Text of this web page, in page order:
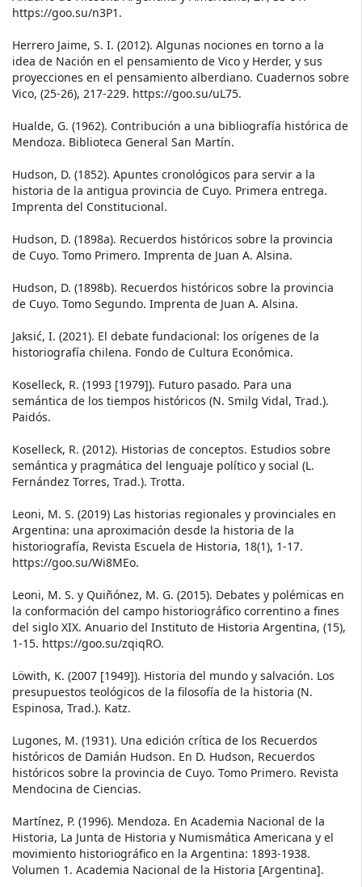
https://goo.su/n3P1.
Herrero Jaime, S. I. (2012). Algunas nociones en torno a la
idea de Nación en el pensamiento de Vico y Herder, y sus
proyecciones en el pensamiento alberdiano. Cuadernos sobre
Vico, (25-26), 217-229. https://goo.su/uL75.
Hualde, G. (1962). Contribución a una bibliografía histórica de
Mendoza. Biblioteca General San Martín.
Hudson, D. (1852). Apuntes cronológicos para servir a la
historia de la antigua provincia de Cuyo. Primera entrega.
Imprenta del Constitucional.
Hudson, D. (1898a). Recuerdos históricos sobre la provincia
de Cuyo. Tomo Primero. Imprenta de Juan A. Alsina.
Hudson, D. (1898b). Recuerdos históricos sobre la provincia
de Cuyo. Tomo Segundo. Imprenta de Juan A. Alsina.
Jaksić, I. (2021). El debate fundacional: los orígenes de la
historiografía chilena. Fondo de Cultura Económica.
Koselleck, R. (1993 [1979]). Futuro pasado. Para una
semántica de los tiempos históricos (N. Smilg Vidal, Trad.).
Paidós.
Koselleck, R. (2012). Historias de conceptos. Estudios sobre
semántica y pragmática del lenguaje político y social (L.
Fernández Torres, Trad.). Trotta.
Leoni, M. S. (2019) Las historias regionales y provinciales en
Argentina: una aproximación desde la historia de la
historiografía, Revista Escuela de Historia, 18(1), 1-17.
https://goo.su/Wi8MEo.
Leoni, M. S. y Quiñónez, M. G. (2015). Debates y polémicas en
la conformación del campo historiográfico correntino a fines
del siglo XIX. Anuario del Instituto de Historia Argentina, (15),
1-15. https://goo.su/zqiqRO.
Löwith, K. (2007 [1949]). Historia del mundo y salvación. Los
presupuestos teológicos de la filosofía de la historia (N.
Espinosa, Trad.). Katz.
Lugones, M. (1931). Una edición crítica de los Recuerdos
históricos de Damián Hudson. En D. Hudson, Recuerdos
históricos sobre la provincia de Cuyo. Tomo Primero. Revista
Mendocina de Ciencias.
Martínez, P. (1996). Mendoza. En Academia Nacional de la
Historia, La Junta de Historia y Numismática Americana y el
movimiento historiográfico en la Argentina: 1893-1938.
Volumen 1. Academia Nacional de la Historia [Argentina].